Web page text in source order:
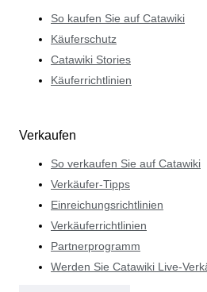
So kaufen Sie auf Catawiki
Käuferschutz
Catawiki Stories
Käuferrichtlinien
Verkaufen
So verkaufen Sie auf Catawiki
Verkäufer-Tipps
Einreichungsrichtlinien
Verkäuferrichtlinien
Partnerprogramm
Werden Sie Catawiki Live-